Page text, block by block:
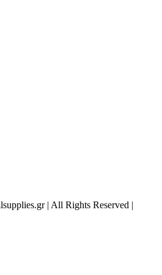
| All Rights Reserved |